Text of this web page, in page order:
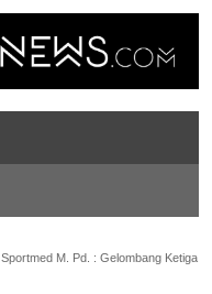
M. Pd. : Gelombang Ketiga